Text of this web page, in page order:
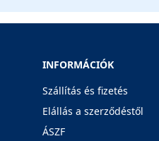
INFORMÁCIÓK
Szállítás és fizetés
Elállás a szerződéstől
ÁSZF